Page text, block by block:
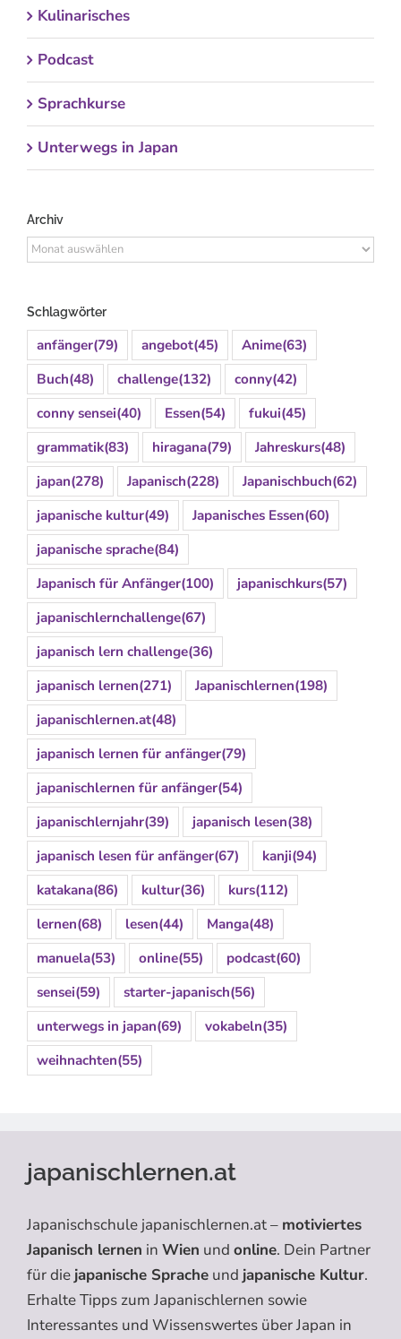
Kulinarisches
Podcast
Sprachkurse
Unterwegs in Japan
Archiv
Archiv
Schlagwörter
anfänger(79) angebot(45) Anime(63)
Buch(48) challenge(132) conny(42)
conny sensei(40) Essen(54) fukui(45)
grammatik(83) hiragana(79) Jahreskurs(48)
japan(278) Japanisch(228) Japanischbuch(62)
japanische kultur(49) Japanisches Essen(60)
japanische sprache(84)
Japanisch für Anfänger(100) japanischkurs(57)
japanischlernchallenge(67)
japanisch lern challenge(36)
japanisch lernen(271) Japanischlernen(198)
japanischlernen.at(48)
japanisch lernen für anfänger(79)
japanischlernen für anfänger(54)
japanischlernjahr(39) japanisch lesen(38)
japanisch lesen für anfänger(67) kanji(94)
katakana(86) kultur(36) kurs(112)
lernen(68) lesen(44) Manga(48)
manuela(53) online(55) podcast(60)
sensei(59) starter-japanisch(56)
unterwegs in japan(69) vokabeln(35)
weihnachten(55)
japanischlernen.at
Japanischschule japanischlernen.at – motiviertes
Japanisch lernen in Wien und online. Dein Partner
für die japanische Sprache und japanische Kultur.
Erhalte Tipps zum Japanischlernen sowie
Interessantes und Wissenswertes über Japan in